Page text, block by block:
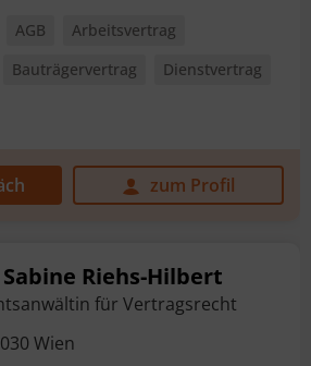
AGB
Arbeitsvertrag
Bauträgervertrag
Dienstvertrag
zum Profil
Riehs-Hilbert
für Vertragsrecht
Wien